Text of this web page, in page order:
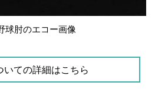
球肘のエコー画像
いての詳細はこちら